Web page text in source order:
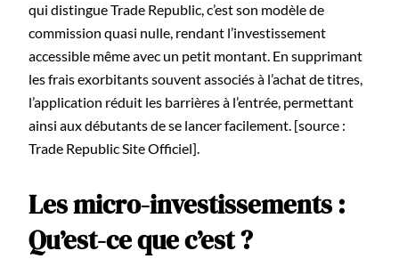
qui distingue Trade Republic, c’est son modèle de
commission quasi nulle, rendant l’investissement
accessible même avec un petit montant. En supprimant
les frais exorbitants souvent associés à l’achat de titres,
l’application réduit les barrières à l’entrée, permettant
ainsi aux débutants de se lancer facilement. [source :
Trade Republic Site Officiel].
Les micro-investissements :
Qu’est-ce que c’est ?